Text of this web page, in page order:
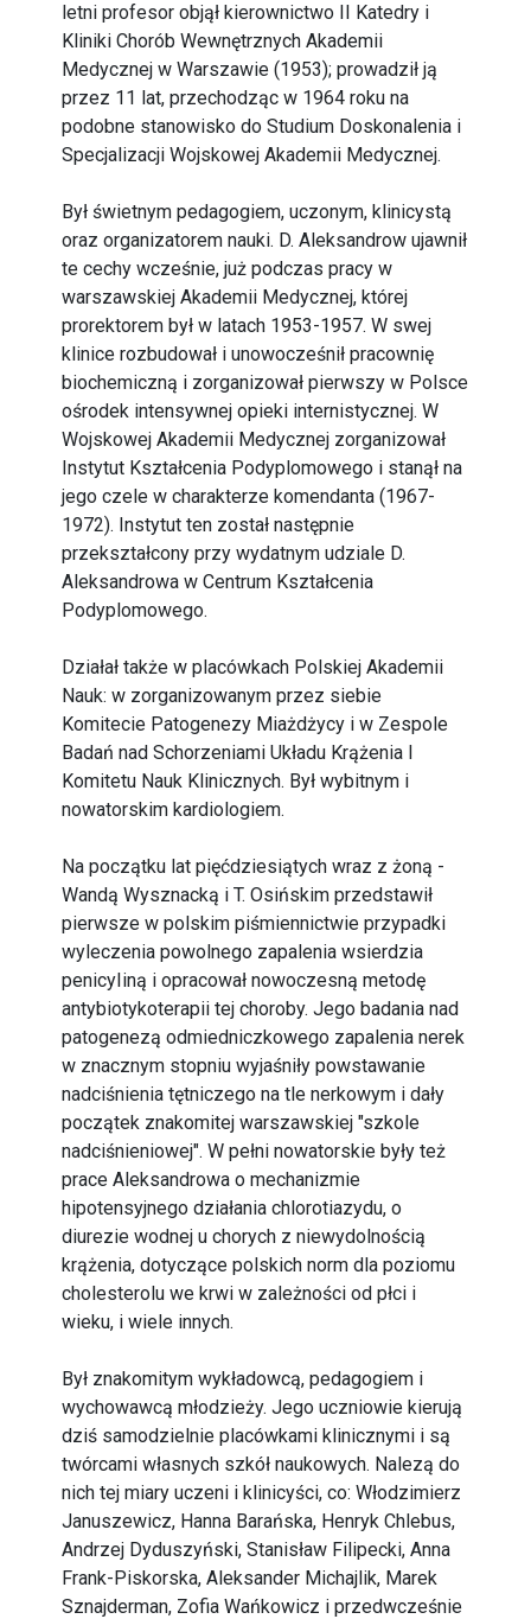
letni profesor objął kierownictwo II Katedry i
Kliniki Chorób Wewnętrznych Akademii
Medycznej w Warszawie (1953); prowadził ją
przez 11 lat, przechodząc w 1964 roku na
podobne stanowisko do Studium Doskonalenia i
Specjalizacji Wojskowej Akademii Medycznej.
Był świetnym pedagogiem, uczonym, klinicystą
oraz organizatorem nauki. D. Aleksandrow ujawnił
te cechy wcześnie, już podczas pracy w
warszawskiej Akademii Medycznej, której
prorektorem był w latach 1953-1957. W swej
klinice rozbudował i unowocześnił pracownię
biochemiczną i zorganizował pierwszy w Polsce
ośrodek intensywnej opieki internistycznej. W
Wojskowej Akademii Medycznej zorganizował
Instytut Kształcenia Podyplomowego i stanął na
jego czele w charakterze komendanta (1967-
1972). Instytut ten został następnie
przekształcony przy wydatnym udziale D.
Aleksandrowa w Centrum Kształcenia
Podyplomowego.
Działał także w placówkach Polskiej Akademii
Nauk: w zorganizowanym przez siebie
Komitecie Patogenezy Miażdżycy i w Zespole
Badań nad Schorzeniami Układu Krążenia l
Komitetu Nauk Klinicznych. Był wybitnym i
nowatorskim kardiologiem.
Na początku lat pięćdziesiątych wraz z żoną -
Wandą Wysznacką i T. Osińskim przedstawił
pierwsze w polskim piśmiennictwie przypadki
wyleczenia powolnego zapalenia wsierdzia
penicyIiną i opracował nowoczesną metodę
antybiotykoterapii tej choroby. Jego badania nad
patogenezą odmiedniczkowego zapalenia nerek
w znacznym stopniu wyjaśniły powstawanie
nadciśnienia tętniczego na tle nerkowym i dały
początek znakomitej warszawskiej "szkole
nadciśnieniowej". W pełni nowatorskie były też
prace Aleksandrowa o mechanizmie
hipotensyjnego działania chlorotiazydu, o
diurezie wodnej u chorych z niewydolnością
krążenia, dotyczące polskich norm dla poziomu
cholesterolu we krwi w zależności od płci i
wieku, i wiele innych.
Był znakomitym wykładowcą, pedagogiem i
wychowawcą młodzieży. Jego uczniowie kierują
dziś samodzielnie placówkami klinicznymi i są
twórcami własnych szkół naukowych. Nalezą do
nich tej miary uczeni i klinicyści, co: Włodzimierz
Januszewicz, Hanna Barańska, Henryk Chlebus,
Andrzej Dyduszyński, Stanisław Filipecki, Anna
Frank-Piskorska, Aleksander Michajlik, Marek
Sznajderman, Zofia Wańkowicz i przedwcześnie